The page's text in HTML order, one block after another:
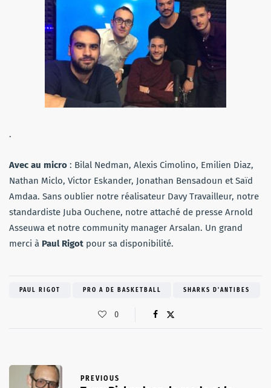
.
Avec au micro : Bilal Nedman, Alexis Cimolino, Emilien Diaz,
Nathan Miclo, Victor Eskander, Jonathan Bensadoun et Saïd
Amdaa. Sans oublier notre réalisateur Davy Travailleur, notre
standardiste Juba Ouchene, notre attaché de presse Arnold
Asseuwa et notre community manager Arsalan. Un grand
merci à Paul Rigot pour sa disponibilité.
PAUL RIGOT PRO A DE BASKETBALL SHARKS D'ANTIBES
0
PREVIOUS